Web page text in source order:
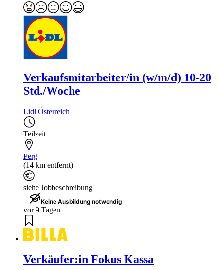
Verkaufsmitarbeiter/in (w/m/d) 10-20
Std./Woche
Lidl Österreich
Teilzeit
Perg
(14 km entfernt)
siehe Jobbeschreibung
Keine Ausbildung notwendig
vor 9 Tagen
Verkäufer:in Fokus Kassa